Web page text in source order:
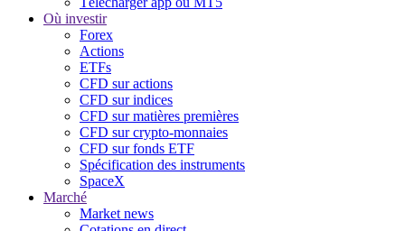
Où investir
Forex
Actions
ETFs
CFD sur actions
CFD sur indices
CFD sur matières premières
CFD sur crypto-monnaies
CFD sur fonds ETF
Spécification des instruments
SpaceX
Marché
Market news